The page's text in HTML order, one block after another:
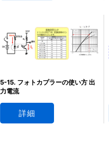
5-15. フォトカプラーの使い方 出
力電流
詳細